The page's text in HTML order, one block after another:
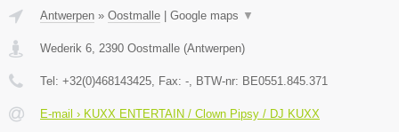
Antwerpen » Oostmalle Google maps ▼
Wederik 6, 2390 Oostmalle (Antwerpen)
Tel: +32(0)468143425, Fax: -, BTW-nr: BE0551.845.371
E-mail › KUXX ENTERTAIN / Clown Pipsy / DJ KUXX